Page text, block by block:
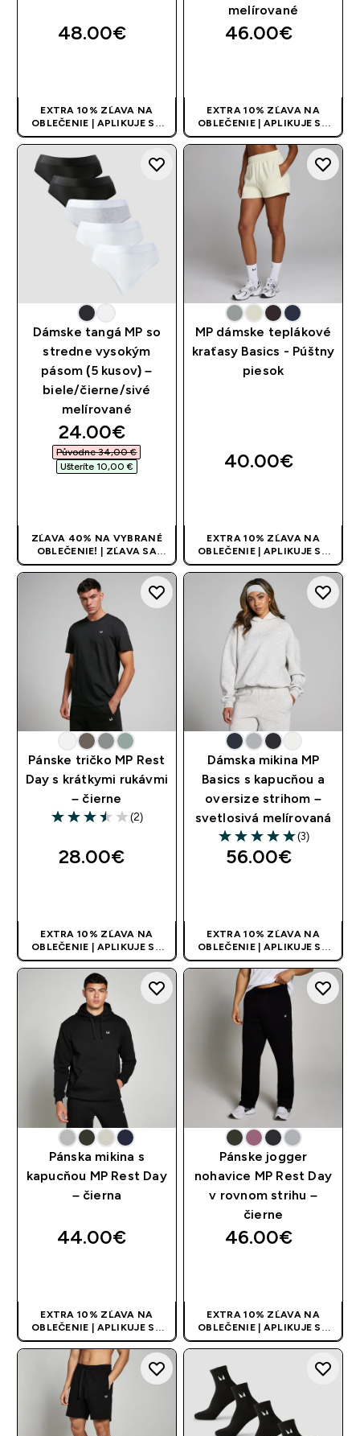
48.00€‎
EXTRA 10% ZĽAVA NA
OBLEČENIE | APLIKUJE SA
AUTOMATICKY PRI KÚPE 3
melírované
46.00€‎
EXTRA 10% ZĽAVA NA
OBLEČENIE | APLIKUJE SA
AUTOMATICKY PRI KÚPE 3
KS
Dámske tangá MP so
stredne vysokým
pásom (5 kusov) –
biele/čierne/sivé
melírované
discounted price
24.00€‎
Původne 34,00 €‎
Ušteríte 10,00 €‎
ZĽAVA 40% NA VYBRANÉ
OBLEČENIE! | ZĽAVA SA
APLIKUJE AUTOMATICKY
MP dámske teplákové
kraťasy Basics - Púštny
piesok
40.00€‎
EXTRA 10% ZĽAVA NA
OBLEČENIE | APLIKUJE SA
AUTOMATICKY PRI KÚPE 3
KS
Pánske tričko MP Rest
Day s krátkymi rukávmi
– čierne
3.5 out of 5 stars
(2)
28.00€‎
EXTRA 10% ZĽAVA NA
OBLEČENIE | APLIKUJE SA
AUTOMATICKY PRI KÚPE 3
KS
Dámska mikina MP
Basics s kapucňou a
oversize strihom –
svetlosivá melírovaná
5 out of 5 stars
(3)
56.00€‎
EXTRA 10% ZĽAVA NA
OBLEČENIE | APLIKUJE SA
AUTOMATICKY PRI KÚPE 3
KS
Pánska mikina s
kapucňou MP Rest Day
– čierna
44.00€‎
EXTRA 10% ZĽAVA NA
OBLEČENIE | APLIKUJE SA
AUTOMATICKY PRI KÚPE 3
KS
Pánske jogger
nohavice MP Rest Day
v rovnom strihu –
čierne
46.00€‎
EXTRA 10% ZĽAVA NA
OBLEČENIE | APLIKUJE SA
AUTOMATICKY PRI KÚPE 3
KS